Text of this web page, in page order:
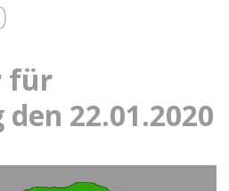
für
22.01.2020